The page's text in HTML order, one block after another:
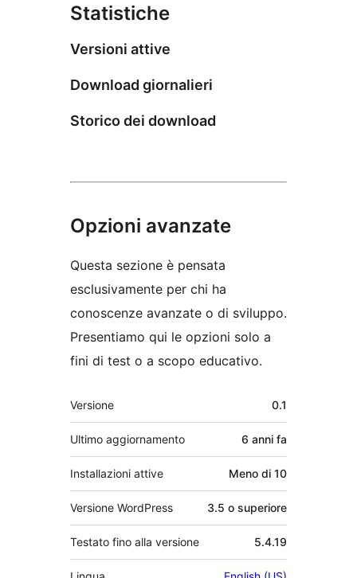
Statistiche
Versioni attive
Download giornalieri
Storico dei download
Opzioni avanzate
Questa sezione è pensata
esclusivamente per chi ha
conoscenze avanzate o di sviluppo.
Presentiamo qui le opzioni solo a
fini di test o a scopo educativo.
Meta
Versione 0.1
Ultimo aggiornamento 6 anni fa
Installazioni attive Meno di 10
Versione WordPress 3.5 o superiore
Testato fino alla versione 5.4.19